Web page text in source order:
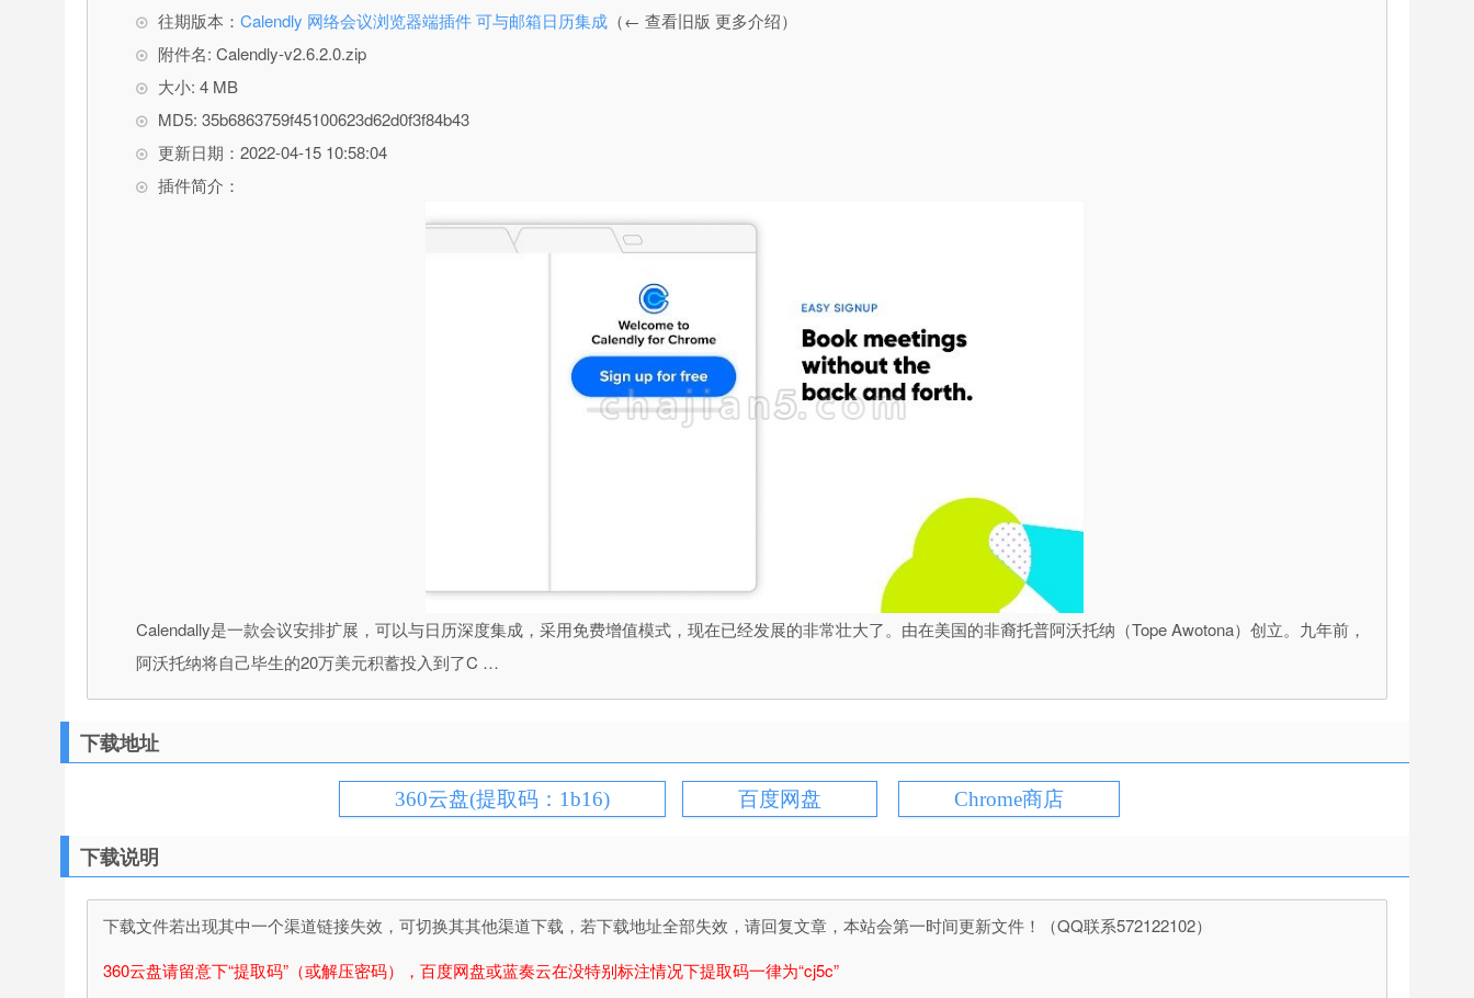
往期版本： Calendly 网络会议浏览器端插件 可与邮箱日历集成 （← 查看旧版 更多介绍）
附件名: Calendly-v2.6.2.0.zip
大小: 4 MB
MD5: 35b6863759f45100623d62d0f3f84b43
更新日期：2022-04-15 10:58:04
插件简介：
Calendally是一款会议安排扩展，可以与日历深度集成，采用免费增值模式，现在已经发展的非常壮大了。由在美国的非裔托普阿沃托纳（Tope Awotona）创立。九年前，
阿沃托纳将自己毕生的20万美元积蓄投入到了C …
下载地址
360云盘(提取码：1b16) 百度网盘 Chrome商店
下载说明
下载文件若出现其中一个渠道链接失效，可切换其其他渠道下载，若下载地址全部失效，请回复文章，本站会第一时间更新文件！（QQ联系572122102）
360云盘请留意下“提取码”（或解压密码），百度网盘或蓝奏云在没特别标注情况下提取码一律为“cj5c”